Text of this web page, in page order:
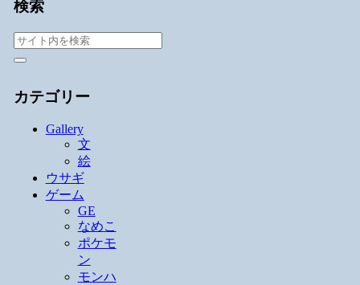
検索
カテゴリー
Gallery
文
絵
ウサギ
ゲーム
GE
なめこ
ポケモ
ン
モンハ